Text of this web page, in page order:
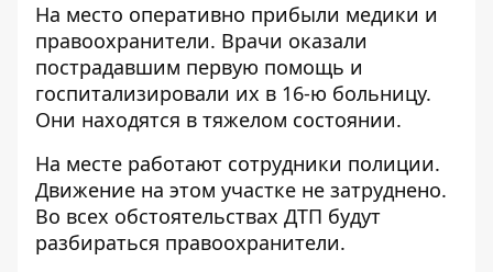
На место оперативно прибыли медики и
правоохранители. Врачи оказали
пострадавшим первую помощь и
госпитализировали их в 16-ю больницу.
Они находятся в тяжелом состоянии.
На месте работают сотрудники полиции.
Движение на этом участке не затруднено.
Во всех обстоятельствах ДТП будут
разбираться правоохранители.